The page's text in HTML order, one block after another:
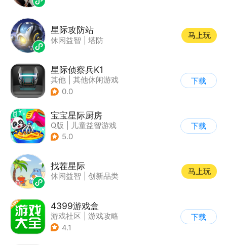
星际攻防站
休闲益智 塔防
马上玩
星际侦察兵K1
其他
其他休闲游戏
0.0
下载
宝宝星际厨房
Q版
儿童益智游戏
5.0
下载
找茬星际
休闲益智 创新品类
马上玩
4399游戏盒
游戏社区
游戏攻略
4.1
下载